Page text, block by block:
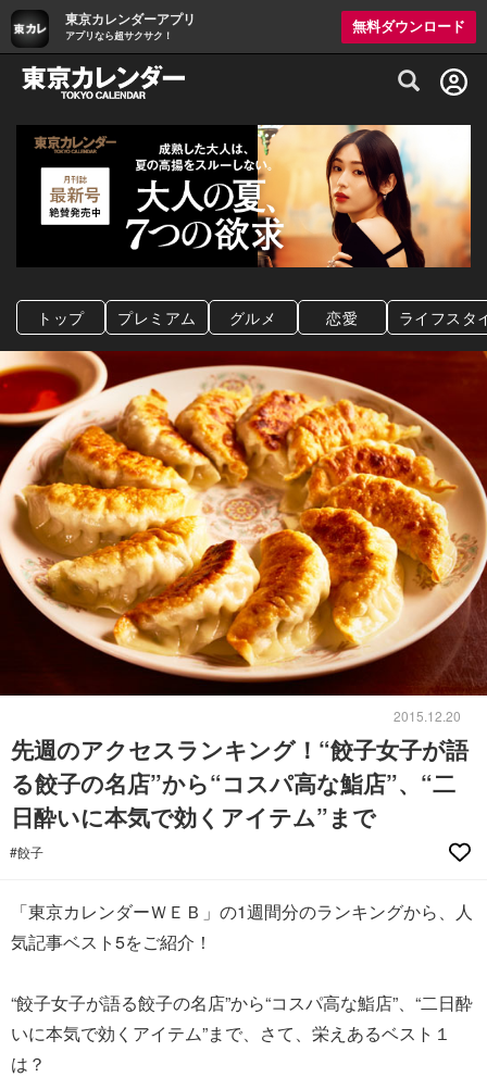
東京カレンダーアプリ
アプリなら超サクサク！
無料ダウンロード
グルメ情報・プレミアムレストラン予約
トップ プレミアム グルメ 恋愛 ライフスタ
2015.12.20
先週のアクセスランキング！“餃子女子が語
る餃子の名店”から“コスパ高な鮨店”、“二
日酔いに本気で効くアイテム”まで
#餃子
「東京カレンダーＷＥＢ」の1週間分のランキングから、人
気記事ベスト5をご紹介！
“餃子女子が語る餃子の名店”から“コスパ高な鮨店”、“二日酔
いに本気で効くアイテム”まで、さて、栄えあるベスト１
は？